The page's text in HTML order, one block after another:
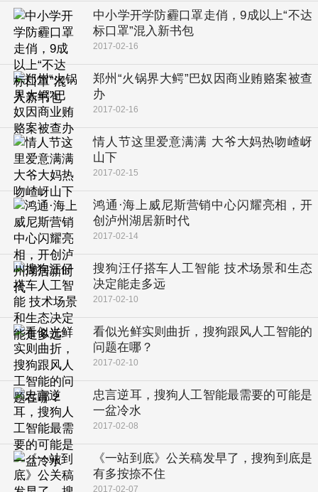
中小学开学防霾口罩走俏，9成以上“不达
标口罩”混入新书包
2017-02-16
郑州“火锅界大鳄”巴奴因商业贿赂案被查
办
2017-02-16
情人节这里爱意满满 大爷大妈热吻嵖岈
山下
2017-02-15
鸿通·海上威尼斯营销中心闪耀亮相，开
创泸州湖居新时代
2017-02-14
搜狗汪仔搭车人工智能 技术场景和生态
决定能走多远
2017-02-10
看似光鲜实则曲折，搜狗跟风人工智能的
问题在哪？
2017-02-10
忠言逆耳，搜狗人工智能最需要的可能是
一盆冷水
2017-02-08
《一站到底》公关稿发早了，搜狗到底是
有多按捺不住
2017-02-07